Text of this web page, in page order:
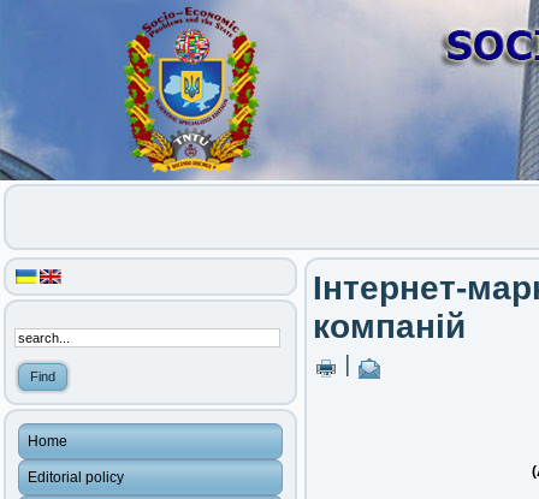
Home
Editorial policy
Інтернет-
компаній